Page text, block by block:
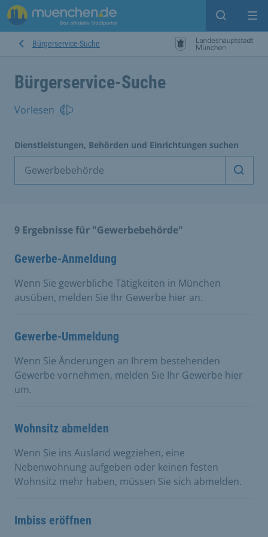
Suche
Bürgerservice-Suche
Bürgerservice-Suche
Vorlesen
Dienstleistungen, Behörden und Einrichtungen suchen
9 Ergebnisse für "Gewerbebehörde"
Gewerbe-Anmeldung
Wenn Sie gewerbliche Tätigkeiten in München
ausüben, melden Sie Ihr Gewerbe hier an.
Gewerbe-Ummeldung
Wenn Sie Änderungen an Ihrem bestehenden
Gewerbe vornehmen, melden Sie Ihr Gewerbe hier
um.
Wohnsitz abmelden
Wenn Sie ins Ausland wegziehen, eine
Nebenwohnung aufgeben oder keinen festen
Wohnsitz mehr haben, müssen Sie sich abmelden.
Imbiss eröffnen